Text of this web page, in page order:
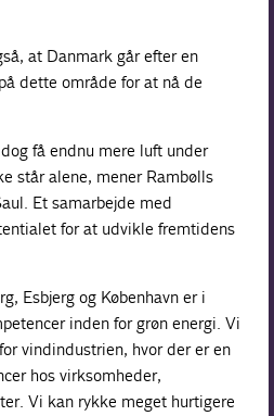
at Danmark går efter en
dette område for at nå de
få endnu mere luft under
står alene, mener Rambølls
Et samarbejde med
for at udvikle fremtidens
Esbjerg og København er i
inden for grøn energi. Vi
vindindustrien, hvor der er en
hos virksomheder,
Vi kan rykke meget hurtigere